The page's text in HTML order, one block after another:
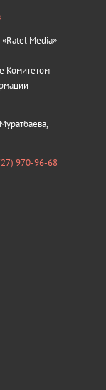
Media»
Комитетом
970-96-68